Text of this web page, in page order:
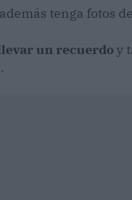
tenga fotos
un recuerdoy